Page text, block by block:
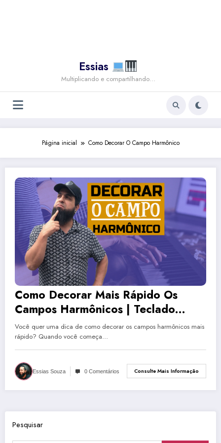
Essias
Multiplicando e compartilhando…
Página inicial Como Decorar O Campo Harmônico
Como Decorar Mais Rápido Os
Campos Harmônicos | Teclado
Iniciante
Você quer uma dica de como decorar os campos harmônicos mais
rápido? Quando você começa…
Essias Souza 0 Comentários Consulte Mais Informação
Pesquisar